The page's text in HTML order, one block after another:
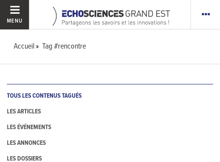
MENU
Accueil Tag #rencontre
TOUS LES CONTENUS TAGUÉS
LES ARTICLES
LES ÉVÉNEMENTS
LES ANNONCES
LES DOSSIERS